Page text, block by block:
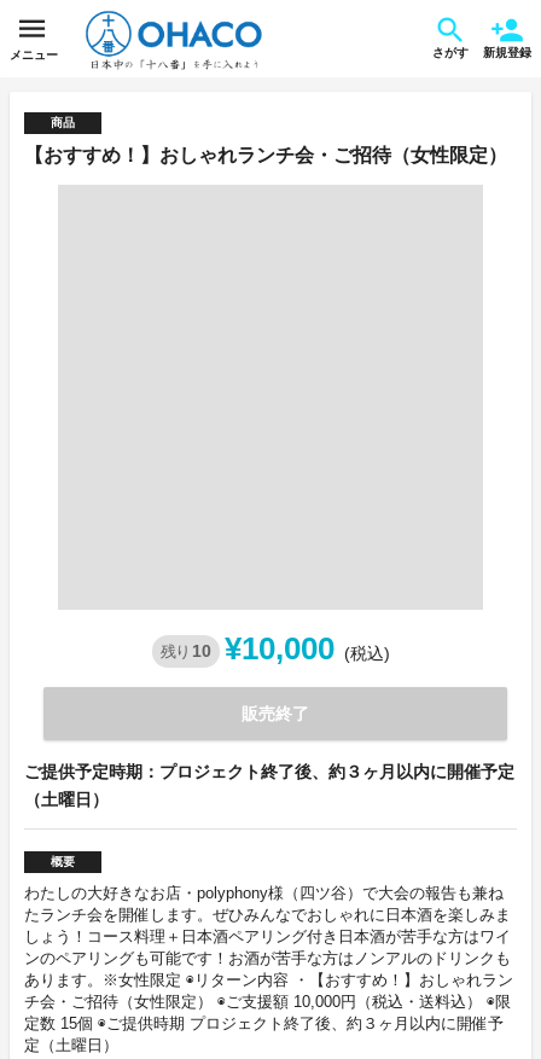
メニュー さがす 新規登録
商品
【おすすめ！】おしゃれランチ会・ご招待（女性限定）
残り 10 ¥10,000 (税込)
販売終了
ご提供予定時期：プロジェクト終了後、約３ヶ月以内に開催予定
（土曜日）
概要
わたしの大好きなお店・polyphony様（四ツ谷）で大会の報告も兼ね
たランチ会を開催します。ぜひみんなでおしゃれに日本酒を楽しみま
しょう！コース料理＋日本酒ペアリング付き日本酒が苦手な方はワイ
ンのペアリングも可能です！お酒が苦手な方はノンアルのドリンクも
あります。※女性限定 ◉リターン内容 ・【おすすめ！】おしゃれラン
チ会・ご招待（女性限定） ◉ご支援額 10,000円（税込・送料込） ◉限
定数 15個 ◉ご提供時期 プロジェクト終了後、約３ヶ月以内に開催予
定（土曜日）